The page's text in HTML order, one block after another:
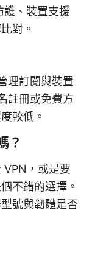
、裝置支援
對。
理訂閱與裝置
註冊或免費方
較低。
？
VPN，或是要
不錯的選擇。
號與韌體是否